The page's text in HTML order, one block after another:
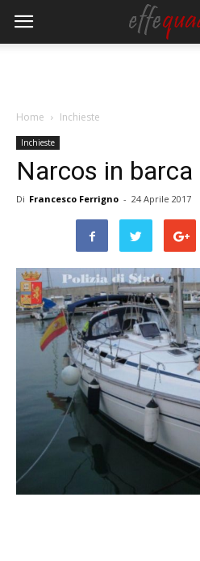
Home Inchieste
Inchieste
Narcos in barca
Di Francesco Ferrigno - 24 Aprile 2017